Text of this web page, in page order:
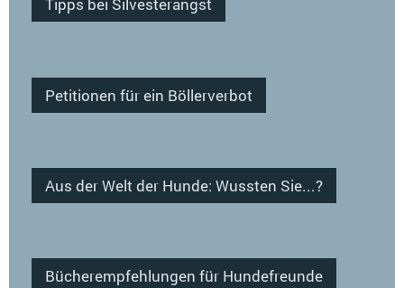
Tipps bei Silvesterangst
Petitionen für ein Böllerverbot
Aus der Welt der Hunde: Wussten Sie...?
Bücherempfehlungen für Hundefreunde